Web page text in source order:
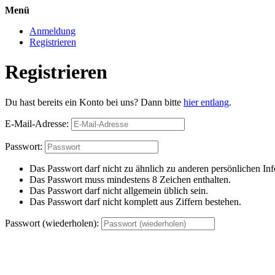
Menü
Anmeldung
Registrieren
Registrieren
Du hast bereits ein Konto bei uns? Dann bitte hier entlang.
E-Mail-Adresse:
Passwort:
Das Passwort darf nicht zu ähnlich zu anderen persönlichen
Das Passwort muss mindestens 8 Zeichen enthalten.
Das Passwort darf nicht allgemein üblich sein.
Das Passwort darf nicht komplett aus Ziffern bestehen.
Passwort (wiederholen):